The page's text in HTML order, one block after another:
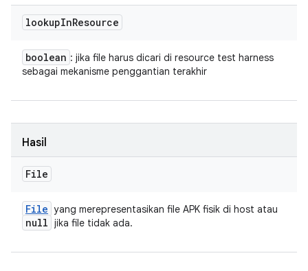
lookupInResource
boolean : jika file harus dicari di resource test harness
sebagai mekanisme penggantian terakhir
Hasil
File
File yang merepresentasikan file APK fisik di host atau
null jika file tidak ada.